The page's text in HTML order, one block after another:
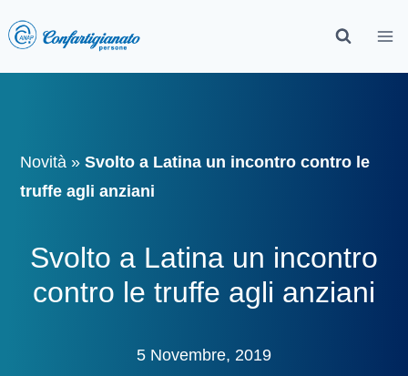
Novità »Svolto a Latina un incontro contro le
truffe agli anziani
Svolto a Latina un incontro
contro le truffe agli anziani
5 Novembre, 2019